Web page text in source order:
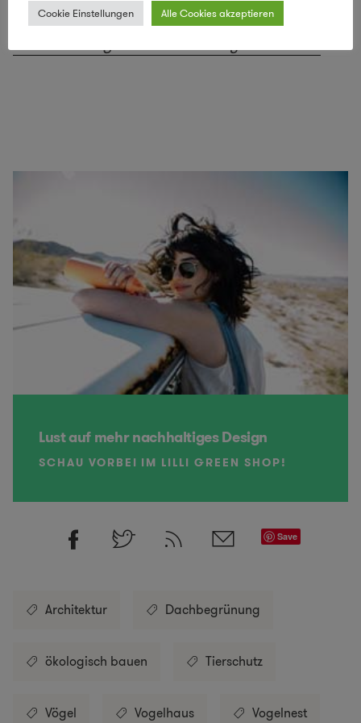
Lust auf mehr nachhaltiges Design
SCHAU VORBEI IM LILLI GREEN SHOP!
Save
Architektur Dachbegrünung
ökologisch bauen Tierschutz
Vögel Vogelhaus Vogelnest
Cookie Einstellungen Alle Cookies akzeptieren